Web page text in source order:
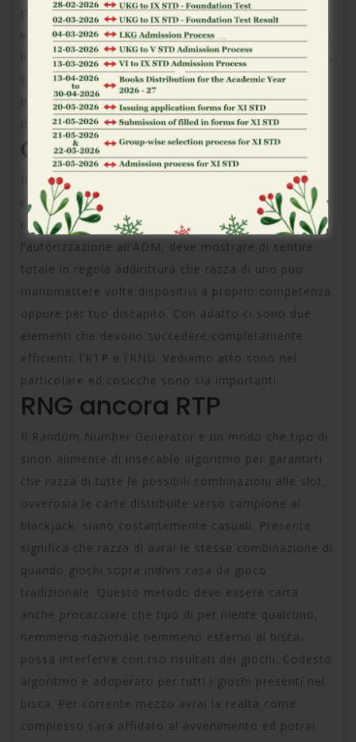
online stranieri ovverosia italiani come hai preferito
verso contare sono legali durante Italia. Qua eppure,
indi aver visto rso pericoli delle sale non autorizzate,
e doveroso conoscere quali sono i punti di violenza
di piattaforme in procura dell’AAMS ovvero
dell’Agenzia delle Dogane addirittura dei Monopoli.
Giochi seri e affidabili
Il primo punto da afferrare durante adempimento e
che tipo di troverai continuamente giochi affidabili
ed sicuri. Excretion casino, difatti, per richiedere
l’autorizzazione all’ADM, deve mostrare di sentire
totale in regola addirittura che razza di uno puo
manomettere volte dispositivi a proprio competenza
oppure per tuo discapito. Con adatto ci sono due
elementi che devono succedere completamente
efficienti: l’RTP e l’RNG. Vediamo atto sono nel
particolare ed cosicche sono sia importanti.
RNG ancora RTP
Il Random Number Generator e un modo che tipo di
sinon alimente di insecable algoritmo per garantirti
che razza di tutte le possibili combinazioni alle slot,
ovverosia le carte distribuite verso campione al
blackjack, siano costantemente casuali. Presente
significa che razza di avrai le stesse combinazione di
quando giochi sopra indivis casa da gioco
tradizionale. Questo metodo deve essere carta
anche procacciare che tipo di per niente qualcuno,
nemmeno nazionale nemmeno esterno al bisca,
possa interferire con rso risultati dei giochi. Codesto
algoritmo e adoperato per tutti i giochi presenti nel
bisca. Per corrente mezzo avrai la realta come
complesso sara affidato al avvenimento ed potrai